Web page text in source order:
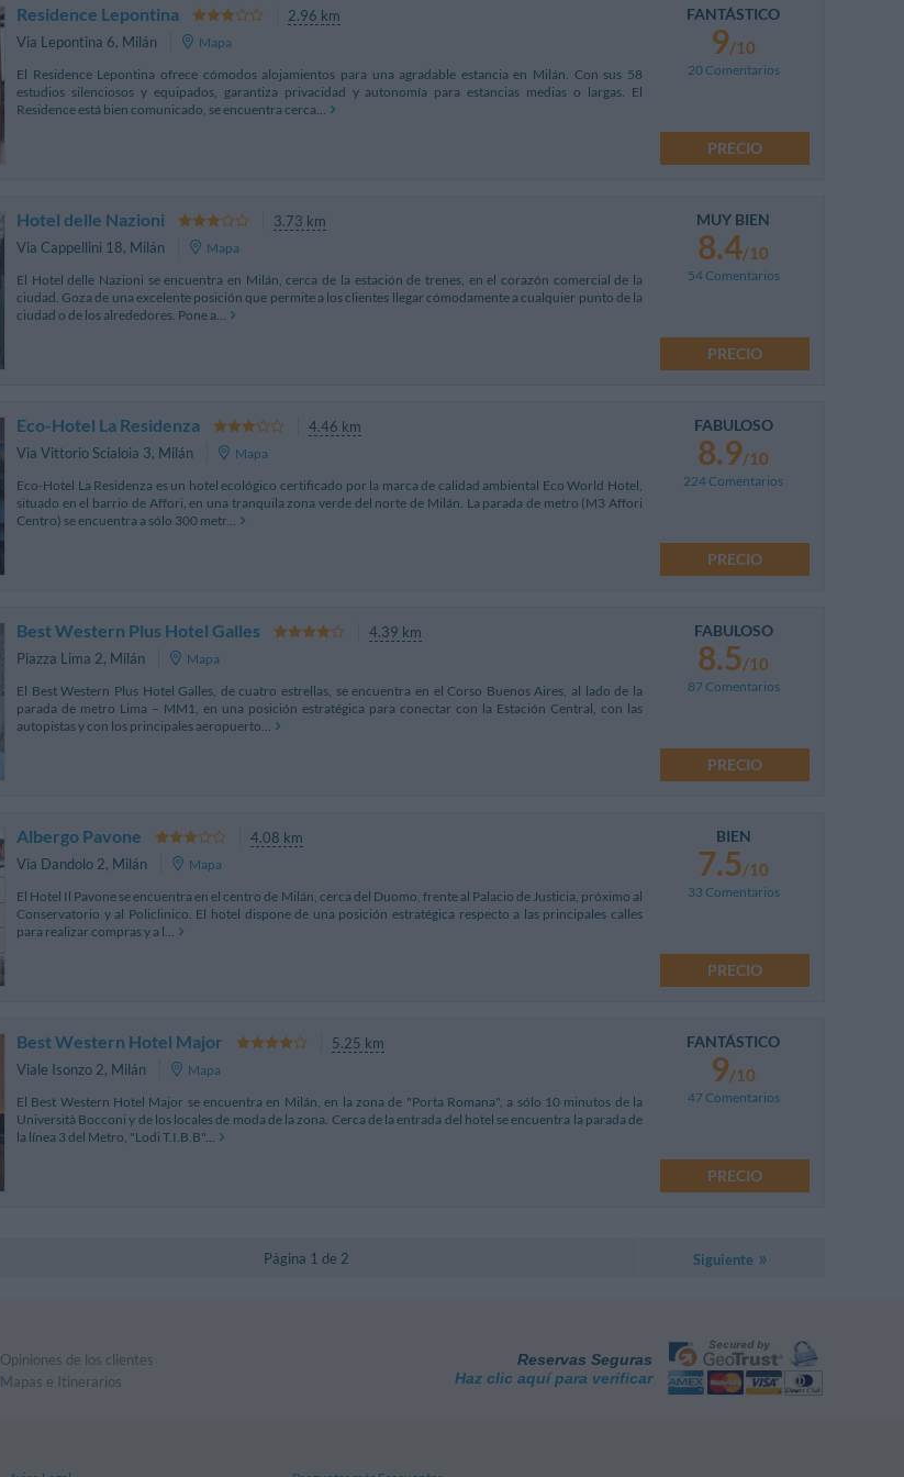
Residence Lepontina
2.96 km
Via Lepontina 6, Milán
Mapa
El Residence Lepontina ofrece cómodos alojamientos para una agradable estancia en Milán. Con sus 58
estudios silenciosos y equipados, garantiza privacidad y autonomía para estancias medias o largas. El
Residence está bien comunicado, se encuentra cerca...
FANTÁSTICO
9/10
20 Comentarios
PRECIO
Hotel delle Nazioni
3.73 km
Via Cappellini 18, Milán
Mapa
El Hotel delle Nazioni se encuentra en Milán, cerca de la estación de trenes, en el corazón comercial de la
ciudad. Goza de una excelente posición que permite a los clientes llegar cómodamente a cualquier punto de la
ciudad o de los alrededores. Pone a...
MUY BIEN
8.4/10
54 Comentarios
PRECIO
Eco-Hotel La Residenza
4.46 km
Via Vittorio Scialoia 3, Milán
Mapa
Eco-Hotel La Residenza es un hotel ecológico certificado por la marca de calidad ambiental Eco World Hotel,
situado en el barrio de Affori, en una tranquila zona verde del norte de Milán. La parada de metro (M3 Affori
Centro) se encuentra a sólo 300 metr...
FABULOSO
8.9/10
224 Comentarios
PRECIO
Best Western Plus Hotel Galles
4.39 km
Piazza Lima 2, Milán
Mapa
El Best Western Plus Hotel Galles, de cuatro estrellas, se encuentra en el Corso Buenos Aires, al lado de la
parada de metro Lima – MM1, en una posición estratégica para conectar con la Estación Central, con las
autopistas y con los principales aeropuerto...
FABULOSO
8.5/10
87 Comentarios
PRECIO
Albergo Pavone
4.08 km
Via Dandolo 2, Milán
Mapa
El Hotel Il Pavone se encuentra en el centro de Milán, cerca del Duomo, frente al Palacio de Justicia, próximo al
Conservatorio y al Policlinico. El hotel dispone de una posición estratégica respecto a las principales calles
para realizar compras y a l...
BIEN
7.5/10
33 Comentarios
PRECIO
Best Western Hotel Major
5.25 km
Viale Isonzo 2, Milán
Mapa
El Best Western Hotel Major se encuentra en Milán, en la zona de "Porta Romana", a sólo 10 minutos de la
Università Bocconi y de los locales de moda de la zona. Cerca de la entrada del hotel se encuentra la parada de
la línea 3 del Metro, "Lodi T.I.B.B"...
FANTÁSTICO
9/10
47 Comentarios
PRECIO
Página 1 de 2 Siguiente
Opiniones de los clientes
Mapas e Itinerarios
Reservas Seguras
Haz clic aquí para verificar